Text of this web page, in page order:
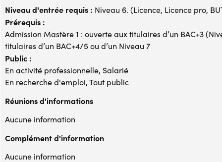
Niveau d'entrée requis : Niveau 6. (Licence, Licence pro,
Prérequis :
Admission Mastère 1 : ouverte aux titulaires d’un BAC+3
titulaires d’un BAC+4/5 ou d’un Niveau 7
Public :
En activité professionnelle, Salarié
En recherche d'emploi, Tout public
Réunions d'informations
Aucune information
Complément d'information
Aucune information